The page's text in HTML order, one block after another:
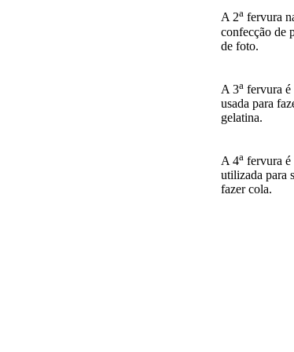
A 2afervura
confecção de
de foto.
A 3afervura é
usada para
gelatina.
A 4afervura é
utilizada para
fazer cola.